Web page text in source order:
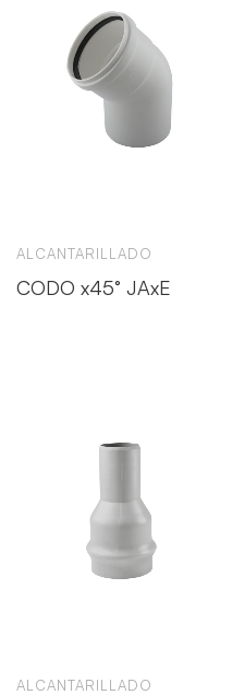
ALCANTARILLADO
CODO x45° JAxE
ALCANTARILLADO